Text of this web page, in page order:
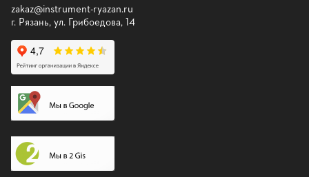
zakaz@instrument-ryazan.ru
г. Рязань, ул. Грибоедова, 14